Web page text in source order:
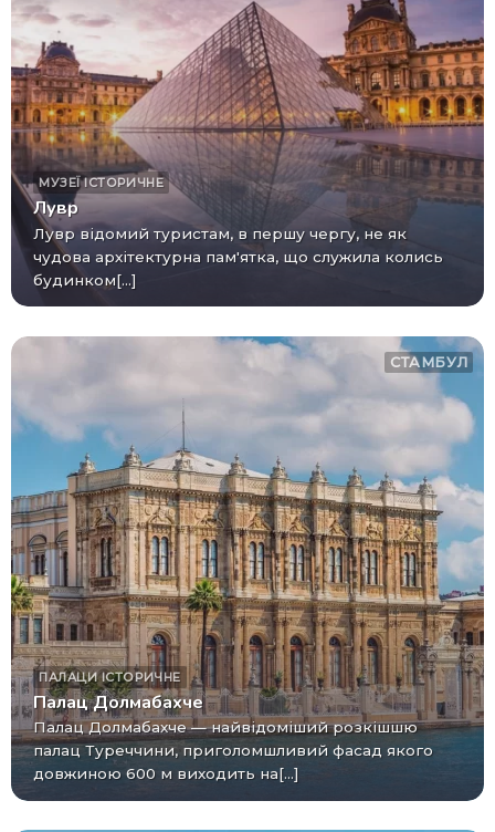
МУЗЕЇ ІСТОРИЧНЕ
Лувр
Лувр відомий туристам, в першу чергу, не як
чудова архітектурна пам'ятка, що служила колись
будинком[...]
СТАМБУЛ
ПАЛАЦИ ІСТОРИЧНЕ
Палац Долмабахче
Палац Долмабахче — найвідоміший розкішшю
палац Туреччини, приголомшливий фасад якого
довжиною 600 м виходить на[...]